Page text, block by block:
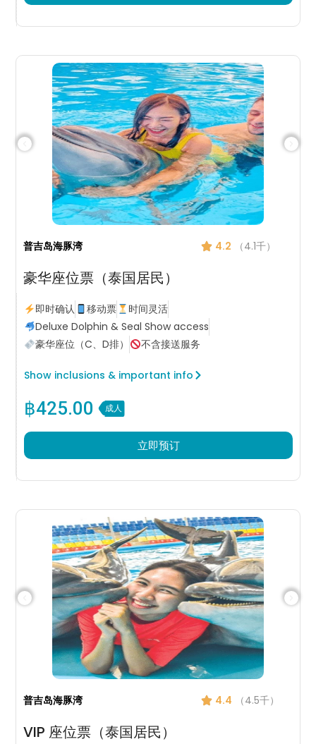
普吉岛海豚湾 4.2 （4.1千）
豪华座位票（泰国居民）
即时确认 移动票
时间灵活
Deluxe Dolphin & Seal Show access
豪华座位（C、D排）
不含接送服务
Show inclusions & important info
฿425.00 成人
立即预订
普吉岛海豚湾 4.4 （4.5千）
VIP 座位票（泰国居民）